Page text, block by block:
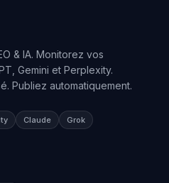
& IA. Monitorez vos
Gemini et Perplexity.
Publiez automatiquement.
Claude Grok